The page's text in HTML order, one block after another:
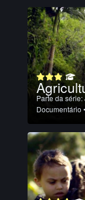
Parte da série:
Documentário